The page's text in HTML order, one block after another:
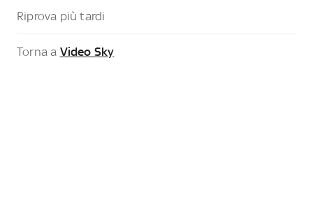
Riprova più tardi
Torna a Video Sky